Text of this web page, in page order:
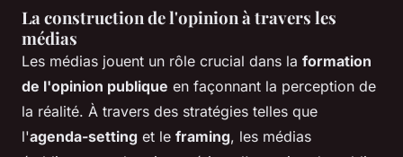
La construction de l'opinion à travers les
médias
Les médias jouent un rôle crucial dans la formation
de l'opinion publique en façonnant la perception de
la réalité. À travers des stratégies telles que
l'agenda-setting et le framing, les médias